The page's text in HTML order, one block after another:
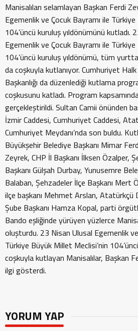
Manisalıları selamlayan Başkan Ferdi
Egemenlik ve Çocuk Bayramı ile
104’üncü kuruluş yıldönümünü kutladı.
Egemenlik ve Çocuk Bayramı ile
104’üncü kuruluş yıldönümü, tüm
da coşkuyla kutlanıyor. Cumhuriyet
Başkanlığı da düzenlediği kutlama
coşkusunu katladı. Program
gerçekleştirildi. Sultan Camii önünden
İzmir Caddesi, Cumhuriyet Caddesi,
Cumhuriyet Meydanı’nda son buldu.
Büyükşehir Belediye Başkanı Mimar
Zeyrek, CHP İl Başkanı İlksen Özalper,
Başkanı Gülşah Durbay, Yunusemre
Balaban, Şehzadeler İlçe Başkanı Mert
ilçe başkanı Mehmet Arslan, Atatürkçü
Şube Başkanı Hamza Kopal, parti
Bando eşliğinde yürüyen yüzlerce
oluşturdu. 23 Nisan Ulusal Egemenlik
Türkiye Büyük Millet Meclisi’nin
coşkuyla kutlayan Manisalılar, Başkan
ilgi gösterdi.
YORUM YAP